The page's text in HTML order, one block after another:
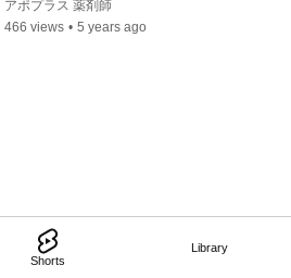
Shorts
Library
アポプラス 薬剤師
466 views • 5 years ago